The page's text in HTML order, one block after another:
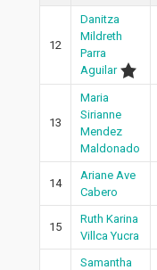
12
Danitza
Mildreth
Parra
Aguilar
13
Maria
Sirianne
Mendez
Maldonado
14
Ariane Ave
Cabero
15
Ruth Karina
Villca Yucra
Samantha